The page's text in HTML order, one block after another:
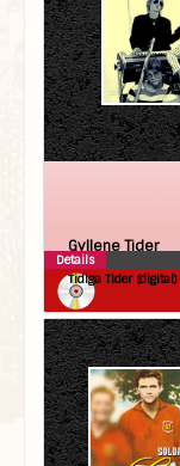
Gyllene Tider
Tidiga Tider (digital)
Details